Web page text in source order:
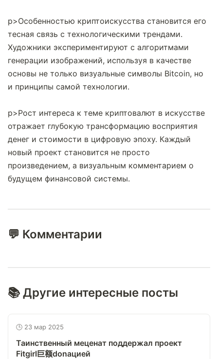
p>Особенностью криптоискусства становится его
тесная связь с технологическими трендами.
Художники экспериментируют с алгоритмами
генерации изображений, используя в качестве
основы не только визуальные символы Bitcoin, но
и принципы самой технологии.
p>Рост интереса к теме криптовалют в искусстве
отражает глубокую трансформацию восприятия
денег и стоимости в цифровую эпоху. Каждый
новый проект становится не просто
произведением, а визуальным комментарием о
будущем финансовой системы.
💬 Комментарии
📚 Другие интересные посты
🕒 23 мар 2025
Таинственный меценат поддержал проект
Fitgirl巨额donацией